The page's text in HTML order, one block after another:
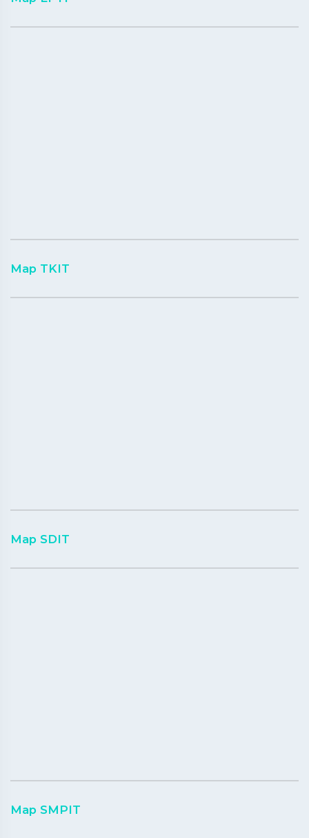
Map TKIT
Map SDIT
Map SMPIT